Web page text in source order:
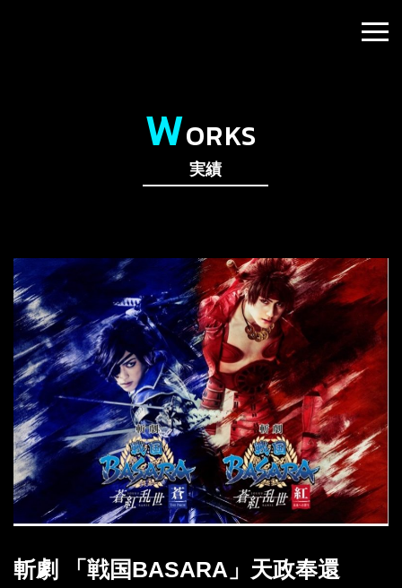
WORKS
実績
斬劇 「戦国BASARA」天政奉還